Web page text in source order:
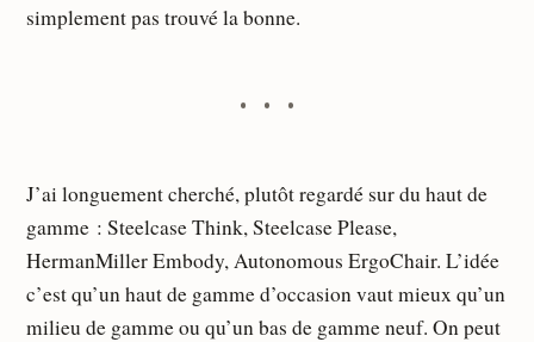
simplement pas trouvé la bonne.
J’ai longuement cherché, plutôt regardé sur du haut de
gamme : Steelcase Think, Steelcase Please,
HermanMiller Embody, Autonomous ErgoChair. L’idée
c’est qu’un haut de gamme d’occasion vaut mieux qu’un
milieu de gamme ou qu’un bas de gamme neuf. On peut